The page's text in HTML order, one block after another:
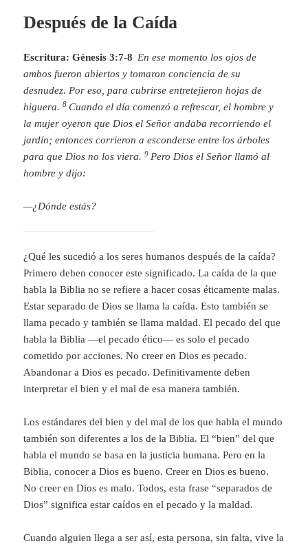
Después de la Caída
Escritura: Génesis 3:7-8 En ese momento los ojos de
ambos fueron abiertos y tomaron conciencia de su
desnudez. Por eso, para cubrirse entretejieron hojas de
higuera.8 Cuando el día comenzó a refrescar, el hombre y
la mujer oyeron que Dios elSeñor andaba recorriendo el
jardín; entonces corrieron a esconderse entre los árboles
para que Dios no los viera.9 Pero Dios elSeñor llamó al
hombre y dijo:
—¿Dónde estás?
¿Qué les sucedió a los seres humanos después de la caída?
Primero deben conocer este significado. La caída de la que
habla la Biblia no se refiere a hacer cosas éticamente malas.
Estar separado de Dios se llama la caída. Esto también se
llama pecado y también se llama maldad. El pecado del que
habla la Biblia —el pecado ético— es solo el pecado
cometido por acciones. No creer en Dios es pecado.
Abandonar a Dios es pecado. Definitivamente deben
interpretar el bien y el mal de esa manera también.
Los estándares del bien y del mal de los que habla el mundo
también son diferentes a los de la Biblia. El “bien” del que
habla el mundo se basa en la justicia humana. Pero en la
Biblia, conocer a Dios es bueno. Creer en Dios es bueno.
No creer en Dios es malo. Todos, esta frase “separados de
Dios” significa estar caídos en el pecado y la maldad.
Cuando alguien llega a ser así, esta persona, sin falta, vive la